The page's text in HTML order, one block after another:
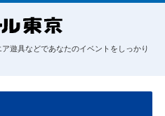
遊具などであなたのイベントをしっかり